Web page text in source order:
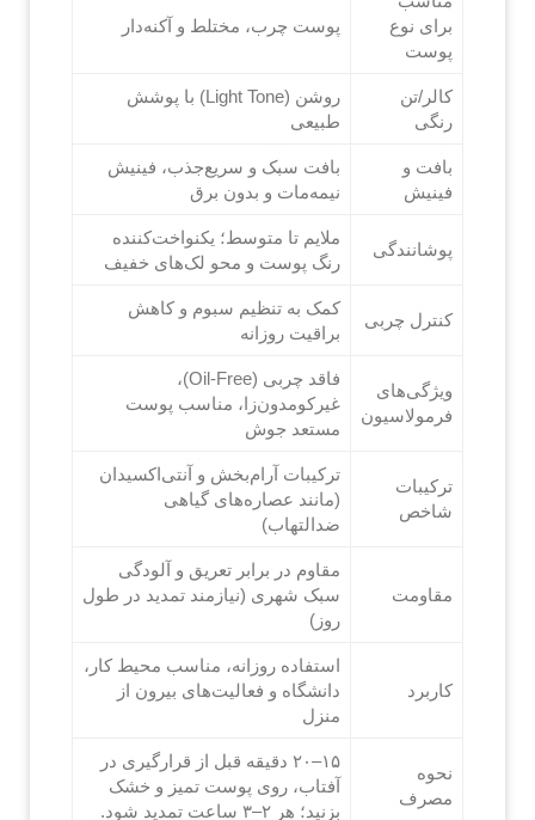
برای نوع
پوست
پوست چرب، مختلط و آکنه‌دار
کالر/تن
رنگی
روشن (Light Tone) با پوشش
طبیعی
بافت و
فینیش
بافت سبک و سریع‌جذب، فینیش
نیمه‌مات و بدون برق
پوشانندگی
ملایم تا متوسط؛ یکنواخت‌کننده
رنگ پوست و محو لک‌های خفیف
کنترل چربی
کمک به تنظیم سبوم و کاهش
براقیت روزانه
ویژگی‌های
فرمولاسیون
فاقد چربی (Oil-Free)،
غیرکومدون‌زا، مناسب پوست
مستعد جوش
ترکیبات
شاخص
ترکیبات آرام‌بخش و آنتی‌اکسیدان
(مانند عصاره‌های گیاهی
ضدالتهاب)
مقاومت
مقاوم در برابر تعریق و آلودگی
سبک شهری (نیازمند تمدید در طول
روز)
کاربرد
استفاده روزانه، مناسب محیط کار،
دانشگاه و فعالیت‌های بیرون از
منزل
نحوه
مصرف
۱۵–۲۰ دقیقه قبل از قرارگیری در
آفتاب، روی پوست تمیز و خشک
بزنید؛ هر ۲–۳ ساعت تمدید شود.